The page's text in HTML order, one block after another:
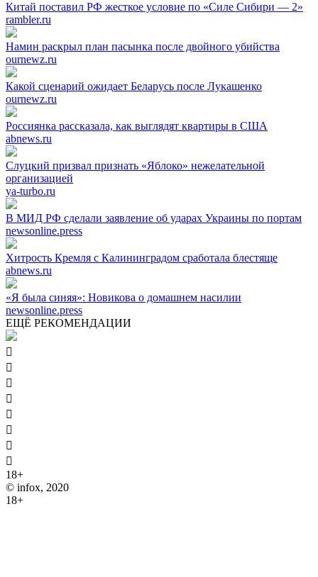
Китай поставил РФ жесткое условие по «Силе Сибири — 2»
rambler.ru
Намин раскрыл план пасынка после двойного убийства
ournewz.ru
Какой сценарий ожидает Беларусь после Лукашенко
ournewz.ru
Россиянка рассказала, как выглядят квартиры в США
abnews.ru
Слуцкий призвал признать «Яблоко» нежелательной
организацией
ya-turbo.ru
В МИД РФ сделали заявление об ударах Украины по портам
newsonline.press
Хитрость Кремля с Калининградом сработала блестяще
abnews.ru
«Я была синяя»: Новикова о домашнем насилии
newsonline.press
ЕЩЁ РЕКОМЕНДАЦИИ








18+
© infox, 2020
18+